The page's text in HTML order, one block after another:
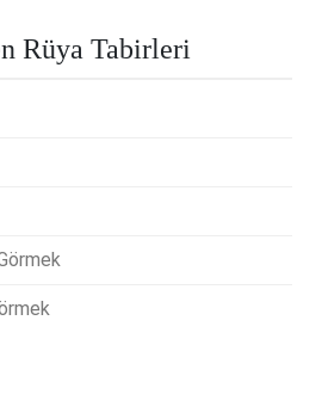
Rüya Tabirleri